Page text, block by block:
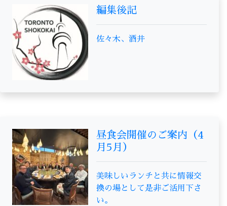
編集後記
佐々木、酒井
昼食会開催のご案内（4
月5月）
美味しいランチと共に情報交
換の場として是非ご活用下さ
い。